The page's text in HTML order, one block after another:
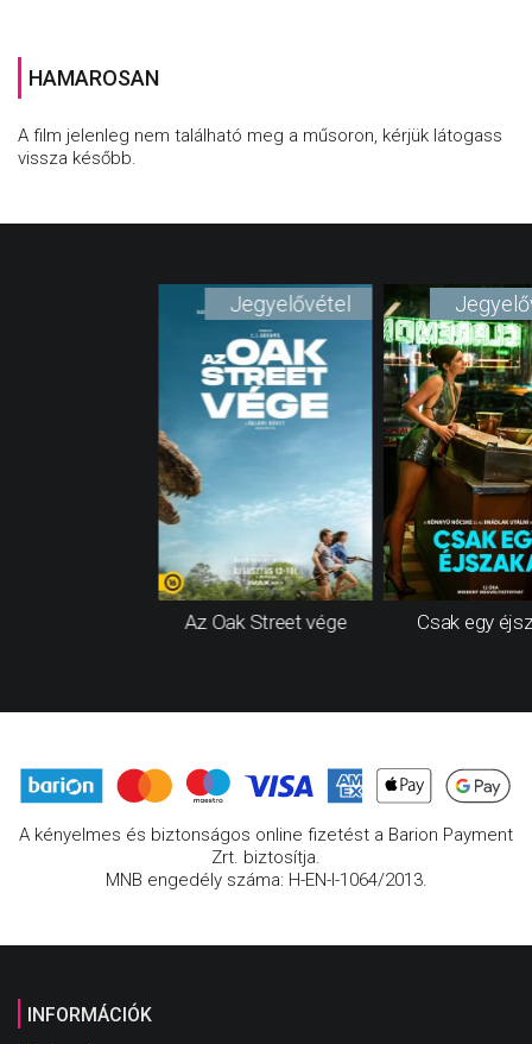
HAMAROSAN
A film jelenleg nem található meg a műsoron, kérjük látogass
vissza később.
Az Oak Street vége
Jegyelővétel
Csak egy
A kényelmes és biztonságos online fizetést a Barion Payment
Zrt. biztosítja.
MNB engedély száma: H-EN-I-1064/2013.
INFORMÁCIÓK